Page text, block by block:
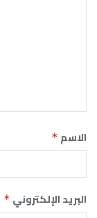
الاسم *
البريد الإلكتروني *